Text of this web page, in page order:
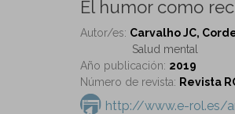
El humor como
Autor/es: Carvalho JC,
Salud mental
Año publicación: 2019
Número de revista: Revista
http://www.e-rol.es/